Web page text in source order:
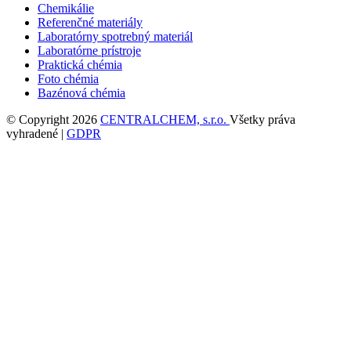
Chemikálie
Referenčné materiály
Laboratórny spotrebný materiál
Laboratórne prístroje
Praktická chémia
Foto chémia
Bazénová chémia
© Copyright 2026 CENTRALCHEM, s.r.o. Všetky práva
vyhradené | GDPR